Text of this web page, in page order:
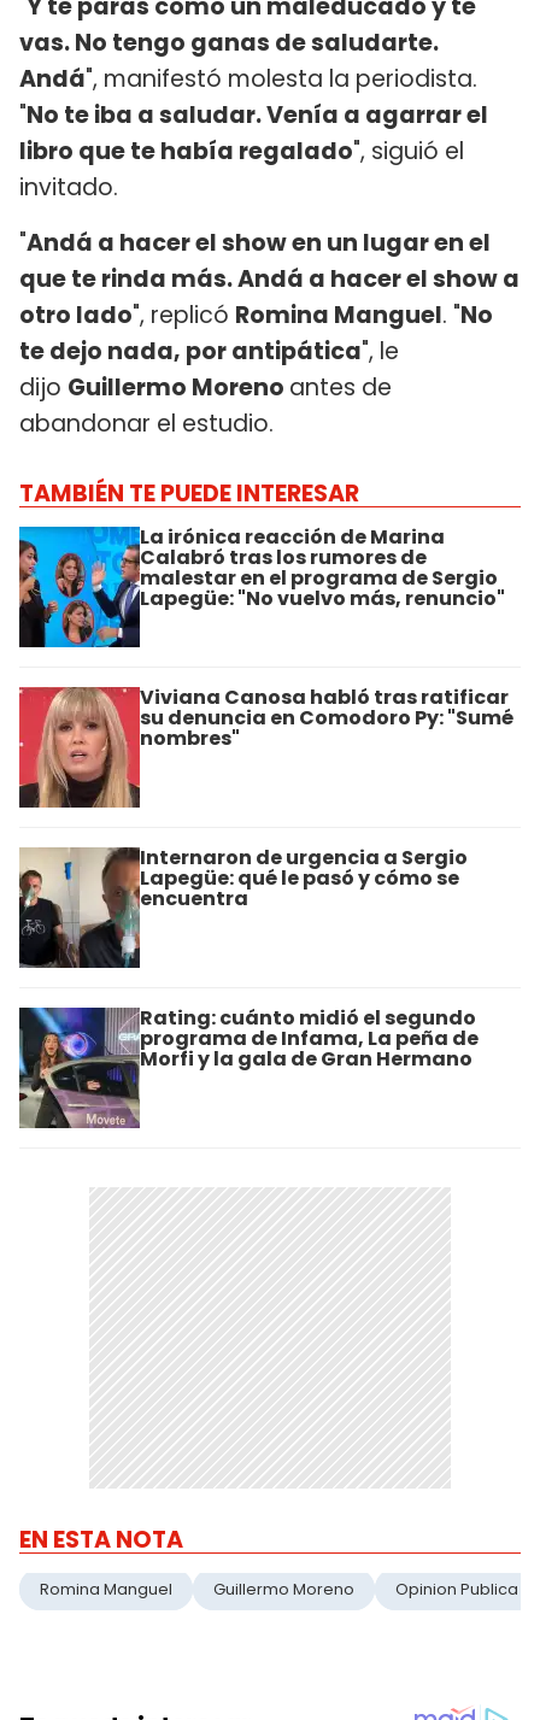
vas. No tengo ganas de saludarte.
Andá", manifestó molesta la periodista.
"No te iba a saludar. Venía a agarrar el
libro que te había regalado", siguió el
invitado.
"Andá a hacer el show en un lugar en el
que te rinda más. Andá a hacer el show a
otro lado", replicó Romina Manguel. "No
te dejo nada, por antipática", le
dijo Guillermo Moreno antes de
abandonar el estudio.
TAMBIÉN TE PUEDE INTERESAR
La irónica reacción de Marina
Calabró tras los rumores de
malestar en el programa de Sergio
Lapegüe: "No vuelvo más, renuncio"
Viviana Canosa habló tras ratificar
su denuncia en Comodoro Py: "Sumé
nombres"
Internaron de urgencia a Sergio
Lapegüe: qué le pasó y cómo se
encuentra
Rating: cuánto midió el segundo
programa de Infama, La peña de
Morfi y la gala de Gran Hermano
EN ESTA NOTA
Romina Manguel Guillermo Moreno Opinion Publica